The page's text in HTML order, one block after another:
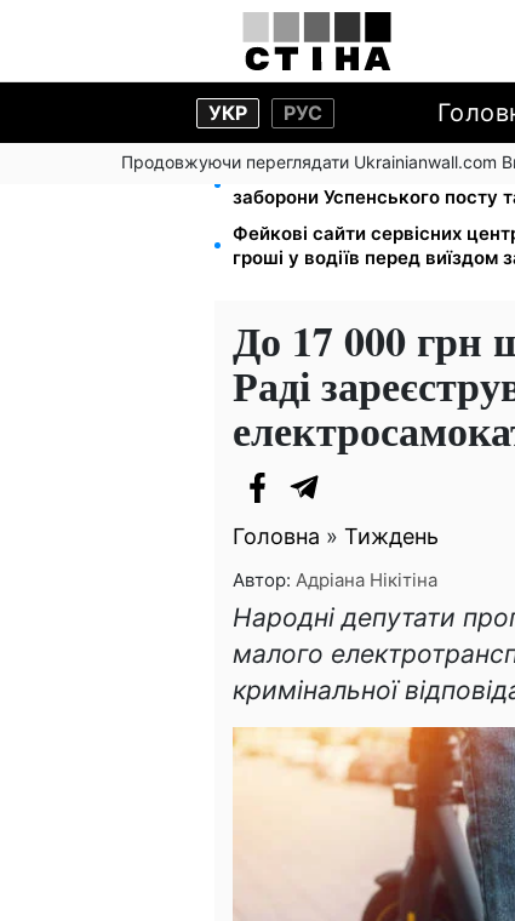
УКР РУС
Продовжуючи переглядати Ukrainianwall.com
Церковне свято 9 серпня:
заборони Успенського посту
Фейкові сайти сервісних
гроші у водіїв перед виїздом
До 17 000 грн
Раді
Головна » Тиждень
Автор: Адріана Нікітіна
Народні депутати
малого
кримінальної